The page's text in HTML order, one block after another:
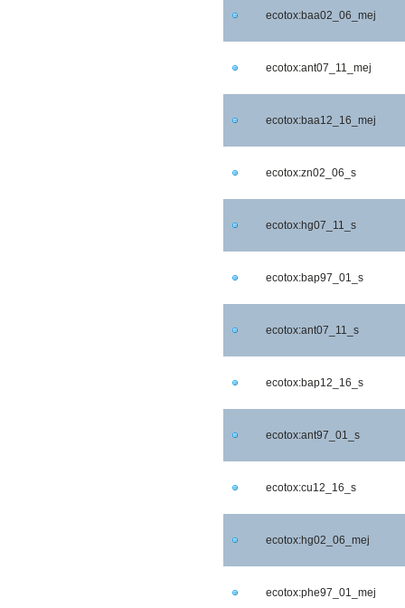
ecotox:baa02_06_mej
ecotox:ant07_11_mej
ecotox:baa12_16_mej
ecotox:zn02_06_s
ecotox:hg07_11_s
ecotox:bap97_01_s
ecotox:ant07_11_s
ecotox:bap12_16_s
ecotox:ant97_01_s
ecotox:cu12_16_s
ecotox:hg02_06_mej
ecotox:phe97_01_mej